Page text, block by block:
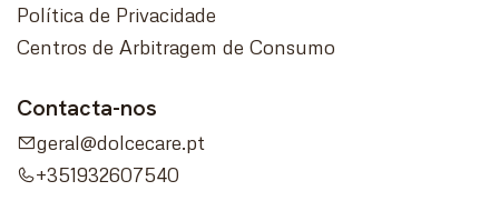
Política de Privacidade
Centros de Arbitragem de Consumo
Contacta-nos
geral@dolcecare.pt
+351932607540